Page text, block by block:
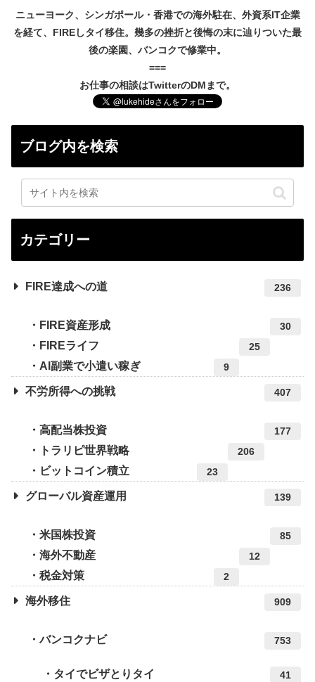
ニューヨーク、シンガポール・香港での海外駐在、外資系IT企業
を経て、FIREしタイ移住。幾多の挫折と後悔の末に辿りついた最
後の楽園、バンコクで修業中。
===
お仕事の相談はTwitterのDMまで。
ブログ内を検索
カテゴリー
FIRE達成への道 236
FIRE資産形成 30
FIREライフ 25
AI副業で小遣い稼ぎ 9
不労所得への挑戦 407
高配当株投資 177
トラリピ世界戦略 206
ビットコイン積立 23
グローバル資産運用 139
米国株投資 85
海外不動産 12
税金対策 2
海外移住 909
バンコクナビ 753
タイでビザとりタイ 41